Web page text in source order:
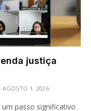
justiça
AGOSTO 1, 2026
passo significativo